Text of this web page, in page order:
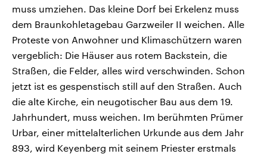
muss umziehen. Das kleine Dorf bei Erkelenz muss
dem Braunkohletagebau Garzweiler II weichen. Alle
Proteste von Anwohner und Klimaschützern waren
vergeblich: Die Häuser aus rotem Backstein, die
Straßen, die Felder, alles wird verschwinden. Schon
jetzt ist es gespenstisch still auf den Straßen. Auch
die alte Kirche, ein neugotischer Bau aus dem 19.
Jahrhundert, muss weichen. Im berühmten Prümer
Urbar, einer mittelalterlichen Urkunde aus dem Jahr
893, wird Keyenberg mit seinem Priester erstmals